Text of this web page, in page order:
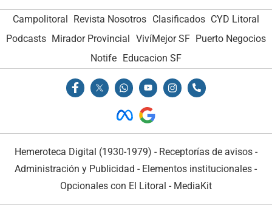
Campolitoral Revista Nosotros Clasificados CYD Litoral
Podcasts Mirador Provincial VivíMejor SF Puerto Negocios
Notife
Educacion SF
Hemeroteca Digital (1930-1979) - Receptorías de avisos -
Administración y Publicidad - Elementos institucionales -
Opcionales con El Litoral - MediaKit